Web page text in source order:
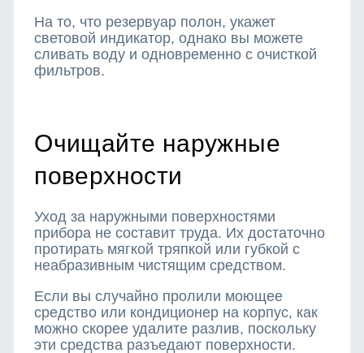
На то, что резервуар полон, укажет
световой индикатор, однако вы можете
сливать воду и одновременно с очисткой
фильтров.
Очищайте наружные
поверхности
Уход за наружными поверхностями
прибора не составит труда. Их достаточно
протирать мягкой тряпкой или губкой с
неабразивным чистящим средством.
Если вы случайно пролили моющее
средство или кондиционер на корпус, как
можно скорее удалите разлив, поскольку
эти средства разъедают поверхности.